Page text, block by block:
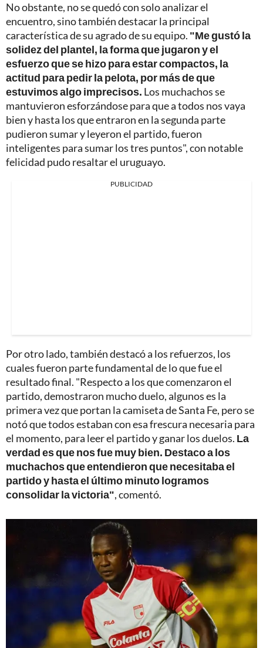
No obstante, no se quedó con solo analizar el
encuentro, sino también destacar la principal
característica de su agrado de su equipo. "Me gustó la
solidez del plantel, la forma que jugaron y el
esfuerzo que se hizo para estar compactos, la
actitud para pedir la pelota, por más de que
estuvimos algo imprecisos. Los muchachos se
mantuvieron esforzándose para que a todos nos vaya
bien y hasta los que entraron en la segunda parte
pudieron sumar y leyeron el partido, fueron
inteligentes para sumar los tres puntos", con notable
felicidad pudo resaltar el uruguayo.
PUBLICIDAD
Por otro lado, también destacó a los refuerzos, los
cuales fueron parte fundamental de lo que fue el
resultado final. "Respecto a los que comenzaron el
partido, demostraron mucho duelo, algunos es la
primera vez que portan la camiseta de Santa Fe, pero se
notó que todos estaban con esa frescura necesaria para
el momento, para leer el partido y ganar los duelos. La
verdad es que nos fue muy bien. Destaco a los
muchachos que entendieron que necesitaba el
partido y hasta el último minuto logramos
consolidar la victoria", comentó.